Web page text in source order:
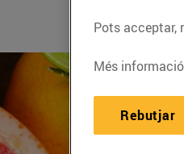
Pots acceptar,
Més
Rebutjar